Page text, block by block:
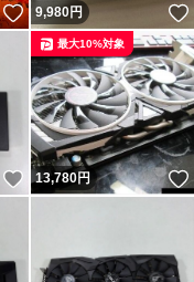
いいね！
9,980円
いいね！
13,780円
最大10%対象